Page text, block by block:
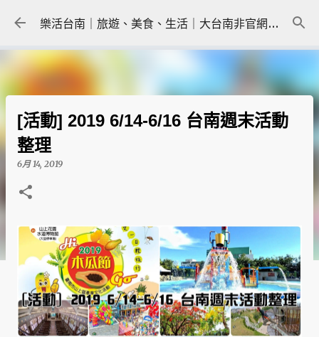
跳到主要內容 樂活台南｜旅遊、美食、生活｜大台南非官網｜tainanlohas.cc
[活動] 2019 6/14-6/16 台南週末活動
整理
6月 14, 2019